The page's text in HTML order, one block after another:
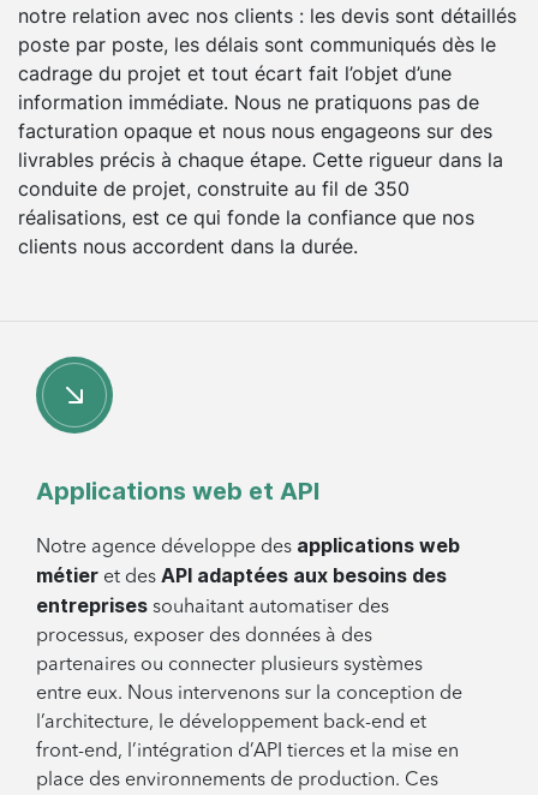
notre relation avec nos clients : les devis sont détaillés
poste par poste, les délais sont communiqués dès le
cadrage du projet et tout écart fait l’objet d’une
information immédiate. Nous ne pratiquons pas de
facturation opaque et nous nous engageons sur des
livrables précis à chaque étape. Cette rigueur dans la
conduite de projet, construite au fil de 350
réalisations, est ce qui fonde la confiance que nos
clients nous accordent dans la durée.
Applications web et API
Notre agence développe des applications web
métier et des API adaptées aux besoins des
entreprises souhaitant automatiser des
processus, exposer des données à des
partenaires ou connecter plusieurs systèmes
entre eux. Nous intervenons sur la conception de
l’architecture, le développement back-end et
front-end, l’intégration d’API tierces et la mise en
place des environnements de production. Ces